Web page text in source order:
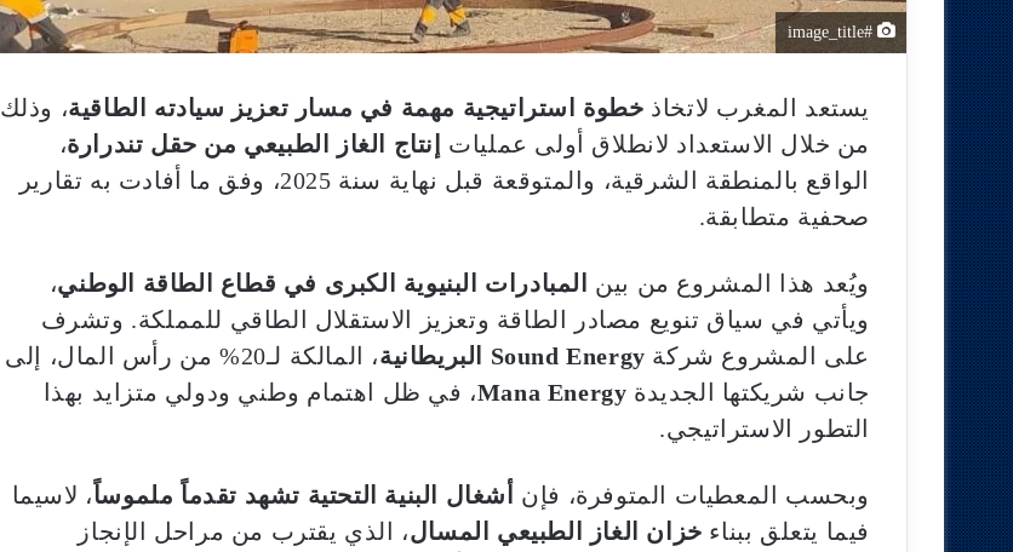
#image_title
يستعد المغرب لاتخاذ خطوة استراتيجية مهمة في مسار تعزيز سيادته الطاقية، وذلك
من خلال الاستعداد لانطلاق أولى عمليات
إنتاج الغاز الطبيعي من حقل تندرارة،
الواقع بالمنطقة الشرقية، والمتوقعة قبل نهاية سنة 2025، وفق ما أفادت به تقارير
صحفية متطابقة.
ويُعد هذا المشروع من بين المبادرات البنيوية الكبرى في قطاع الطاقة الوطني،
ويأتي في سياق تنويع مصادر الطاقة وتعزيز الاستقلال الطاقي للمملكة. وتشرف
على المشروع شركة Sound Energy البريطانية
، المالكة لـ20% من رأس المال، إلى
جانب شريكتها الجديدة Mana Energy، في ظل اهتمام وطني ودولي متزايد بهذا
التطور الاستراتيجي.
وبحسب المعطيات المتوفرة، فإن أشغال البنية التحتية تشهد تقدماً ملموساً، لاسيما
فيما يتعلق ببناء خزان الغاز الطبيعي المسال، الذي يقترب من مراحل الإنجاز